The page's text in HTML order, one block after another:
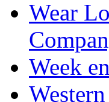
Wear
Week